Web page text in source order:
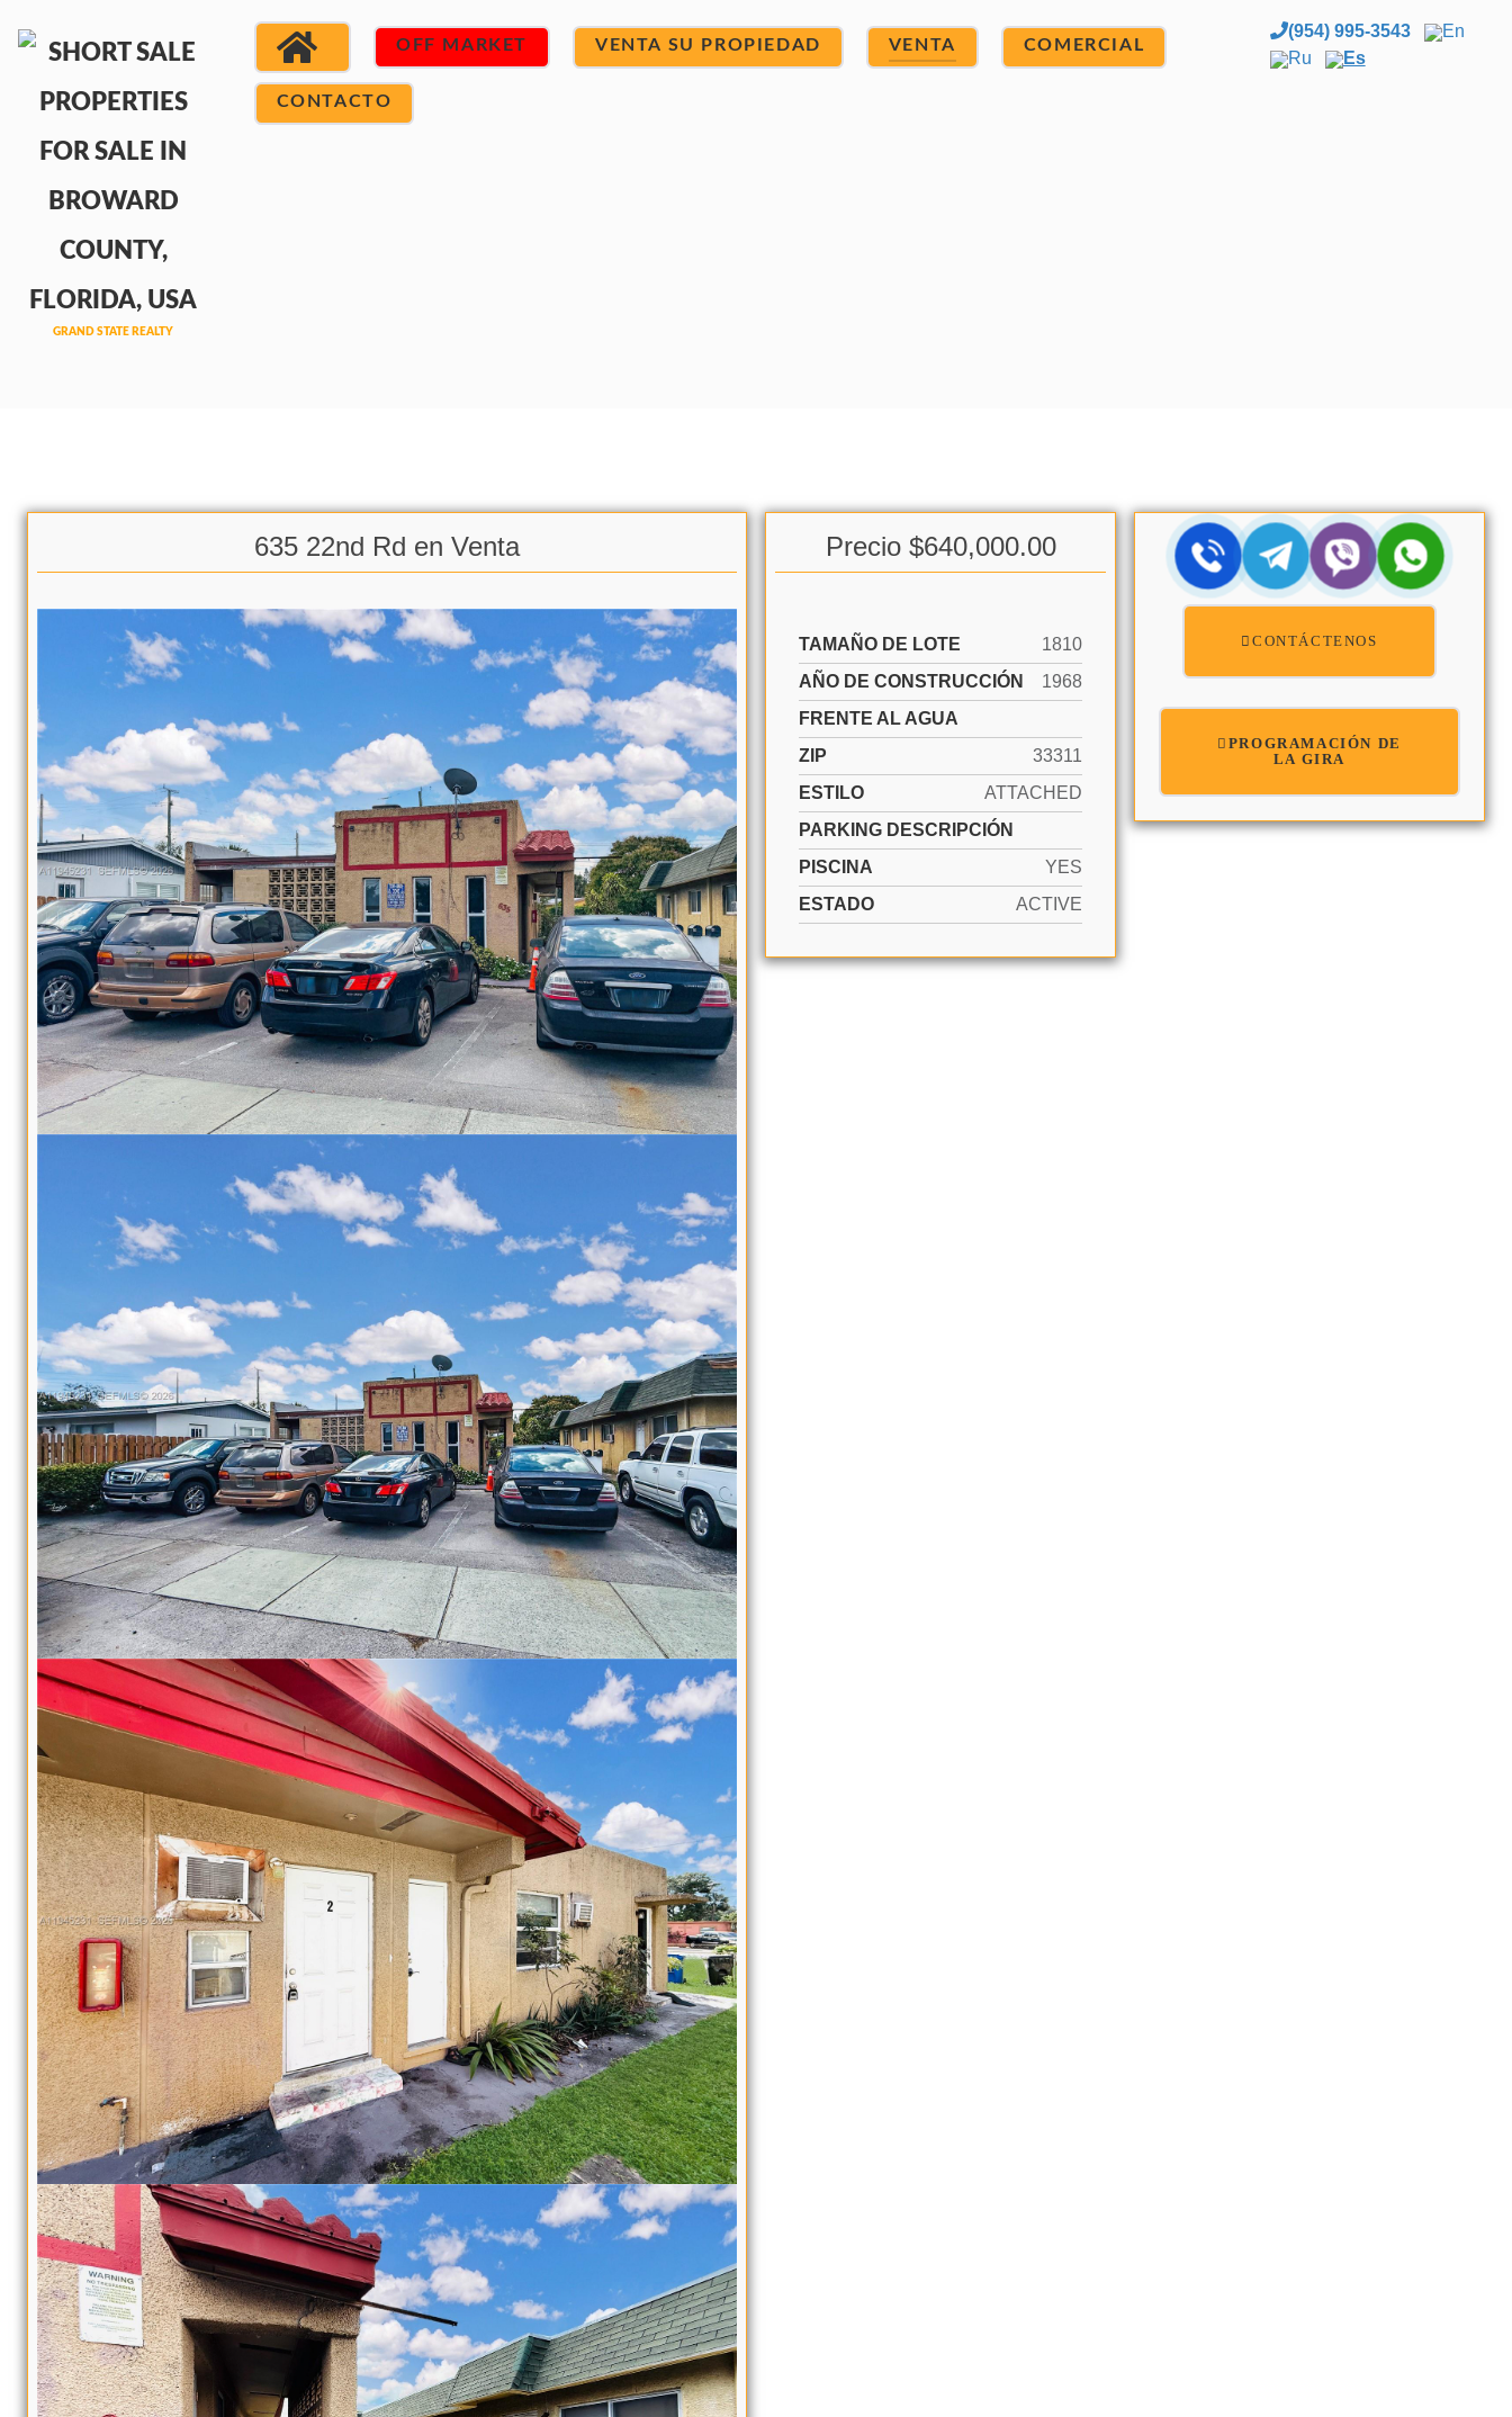
OFF MARKET VENTA SU PROPIEDAD VENTA COMERCIAL
CONTACTO
(954) 995-3543
En
Ru
Es
635 22nd Rd en Venta Precio $640,000.00
TAMAÑO DE LOTE
1810
AÑO DE CONSTRUCCIÓN
1968
FRENTE AL AGUA
ZIP
33311
ESTILO
ATTACHED
PARKING DESCRIPCIÓN
PISCINA
YES
ESTADO
ACTIVE
CONTÁCTENOS
PROGRAMACIÓN DE
LA GIRA